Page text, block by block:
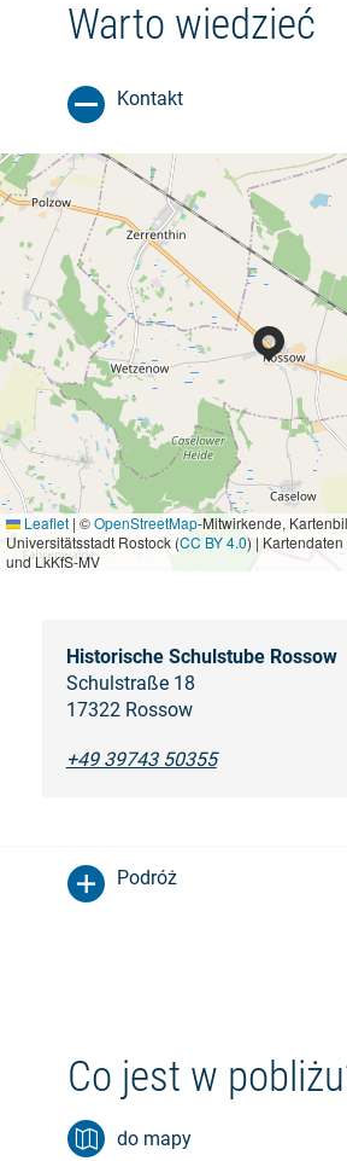
Warto wiedzieć
Kontakt
Leaflet | ©OpenStreetMap-Mitwirkende,
Universitätsstadt Rostock (CC BY 4.0) |
und LkKfS-MV
Historische Schulstube Rossow
Schulstraße 18
17322 Rossow
+49 39743 50355
Podróż
Co jest w
do mapy